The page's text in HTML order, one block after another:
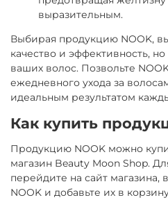
выразительным.
Выбирая продукцию NOOK,
качество и эффективность,
ваших волос. Позвольте
ежедневного ухода за
идеальным результатом
Как купить
Продукцию NOOK можно
магазин Beauty Moon Shop.
перейдите на сайт
NOOK и добавьте их в